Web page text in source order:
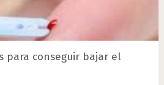
para conseguir bajar el